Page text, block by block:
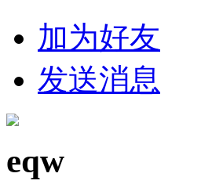
加为好友
发送消息
eqw